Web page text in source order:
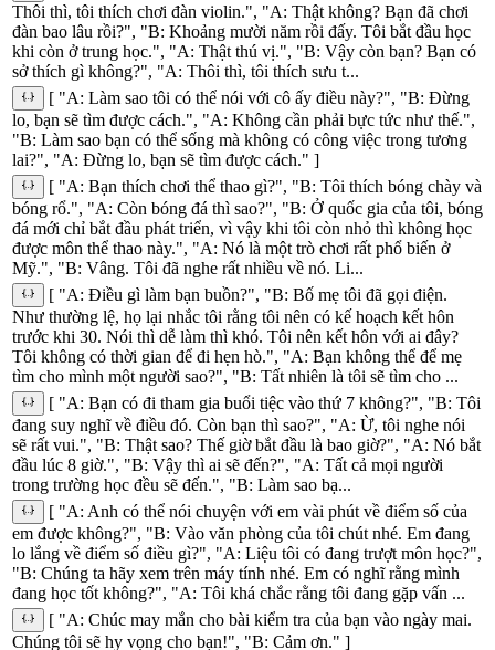
Thôi thì, tôi thích chơi đàn violin.", "A: Thật không? Bạn đã chơi
đàn bao lâu rồi?", "B: Khoảng mười năm rồi đấy. Tôi bắt đầu học
khi còn ở trung học.", "A: Thật thú vị.", "B: Vậy còn bạn? Bạn có
sở thích gì không?", "A: Thôi thì, tôi thích sưu t...
[ "A: Làm sao tôi có thể nói với cô ấy điều này?", "B: Đừng
lo, bạn sẽ tìm được cách.", "A: Không cần phải bực tức như thế.",
"B: Làm sao bạn có thể sống mà không có công việc trong tương
lai?", "A: Đừng lo, bạn sẽ tìm được cách." ]
[ "A: Bạn thích chơi thể thao gì?", "B: Tôi thích bóng chày và
bóng rổ.", "A: Còn bóng đá thì sao?", "B: Ở quốc gia của tôi, bóng
đá mới chỉ bắt đầu phát triển, vì vậy khi tôi còn nhỏ thì không học
được môn thể thao này.", "A: Nó là một trò chơi rất phổ biến ở
Mỹ.", "B: Vâng. Tôi đã nghe rất nhiều về nó. Li...
[ "A: Điều gì làm bạn buồn?", "B: Bố mẹ tôi đã gọi điện.
Như thường lệ, họ lại nhắc tôi rằng tôi nên có kế hoạch kết hôn
trước khi 30. Nói thì dễ làm thì khó. Tôi nên kết hôn với ai đây?
Tôi không có thời gian để đi hẹn hò.", "A: Bạn không thể để mẹ
tìm cho mình một người sao?", "B: Tất nhiên là tôi sẽ tìm cho ...
[ "A: Bạn có đi tham gia buổi tiệc vào thứ 7 không?", "B: Tôi
đang suy nghĩ về điều đó. Còn bạn thì sao?", "A: Ừ, tôi nghe nói
sẽ rất vui.", "B: Thật sao? Thế giờ bắt đầu là bao giờ?", "A: Nó bắt
đầu lúc 8 giờ.", "B: Vậy thì ai sẽ đến?", "A: Tất cả mọi người
trong trường học đều sẽ đến.", "B: Làm sao bạ...
[ "A: Anh có thể nói chuyện với em vài phút về điểm số của
em được không?", "B: Vào văn phòng của tôi chút nhé. Em đang
lo lắng về điểm số điều gì?", "A: Liệu tôi có đang trượt môn học?",
"B: Chúng ta hãy xem trên máy tính nhé. Em có nghĩ rằng mình
đang học tốt không?", "A: Tôi khá chắc rằng tôi đang gặp vấn ...
[ "A: Chúc may mắn cho bài kiểm tra của bạn vào ngày mai.
Chúng tôi sẽ hy vọng cho bạn!", "B: Cảm ơn." ]